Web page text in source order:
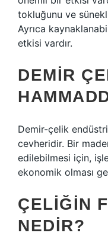
tokluğunu ve
Ayrıca
etkisi vardır.
DEMIR
Demir-çelik
cevheridir. Bir
edilebilmesi için,
ekonomik olması
ÇELIĞIN
NEDIR?